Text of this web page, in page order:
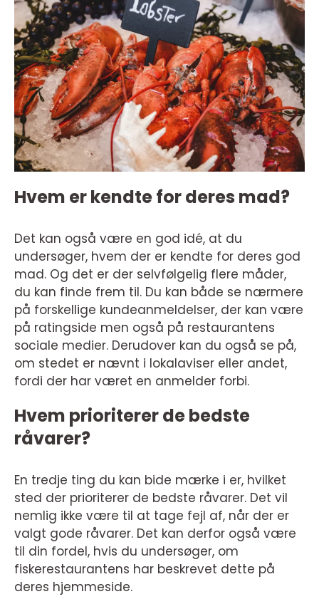
Hvem er kendte for deres mad?
Det kan også være en god idé, at du
undersøger, hvem der er kendte for deres god
mad. Og det er der selvfølgelig flere måder,
du kan finde frem til. Du kan både se nærmere
på forskellige kundeanmeldelser, der kan være
på ratingside men også på restaurantens
sociale medier. Derudover kan du også se på,
om stedet er nævnt i lokalaviser eller andet,
fordi der har været en anmelder forbi.
Hvem prioriterer de bedste
råvarer?
En tredje ting du kan bide mærke i er, hvilket
sted der prioriterer de bedste råvarer. Det vil
nemlig ikke være til at tage fejl af, når der er
valgt gode råvarer. Det kan derfor også være
til din fordel, hvis du undersøger, om
fiskerestaurantens har beskrevet dette på
deres hjemmeside.